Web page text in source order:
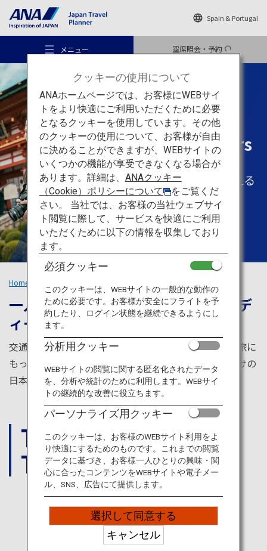
Spain & Portugal
メニュー 空席照会・予約
おすすめの旅
旅のアイデア
行き先
旅のお役立ち情報
ANA サービス
あなたらしい旅のスタイル
Solo Travellers
一人だからこそ味わえる
旅の醍醐味
Home
一人旅で見つける自分しか知らないデ
ィープな日本
交通インフラが充実し、安全でクリーンな日本は一人旅に
もってこい。四季、食、絶景、歴史、文化、あなただけの
日本を見つけましょう。
THINGS
TO DO
JAPAN'S
HIDDEN GEMS
クッキーの使用について
ANAホームページでは、お客様にWEBサイ
トをより快適にご利用いただくために必要
となるクッキーを使用しています。その他
のクッキーの使用について、お客様が自由
に決めることができますが、WEBサイトの
いくつかの機能が享受できなくなる場合が
あります。詳細は、 ANAクッキー
（Cookie）ポリシーについて
をご覧くだ
さい。 当社では、お客様の当社ウェブサイ
ト閲覧に際して、サービスを快適にご利用
いただくために以下の情報を収集しており
ます。
必須クッキー
このクッキーは、WEBサイトの一般的な動作の
ために必要です。お客様が安全にフライトを予
約したり、ログイン状態を継続できるようにし
ます。
分析用クッキー
WEBサイトの閲覧に関する匿名化されたデータ
を、分析や統計のために利用します。WEBサイ
トの継続的な改善に役立ちます。
パーソナライズ用クッキー
このクッキーは、お客様のWEBサイト利用をよ
り快適にするためのものです。これまでの閲覧
データに基づき、お客様一人ひとりの興味・関
心に合ったコンテンツをWEBサイトや電子メー
ル、SNS、広告にて提供します。
選択して同意する
キャンセル